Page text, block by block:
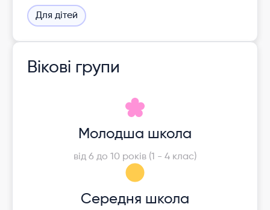
Для дітей
Вікові групи
Молодша школа
від 6 до 10 років (1 - 4 клас)
Середня школа